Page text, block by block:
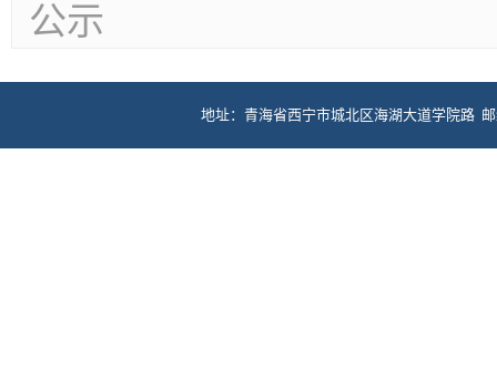
公示
地址：青海省西宁市城北区海湖大道学院路